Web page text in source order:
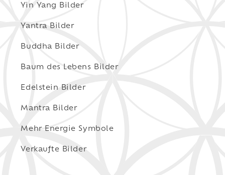
Yin Yang Bilder
Yantra Bilder
Buddha Bilder
Baum des Lebens Bilder
Edelstein Bilder
Mantra Bilder
Mehr Energie Symbole
Verkaufte Bilder